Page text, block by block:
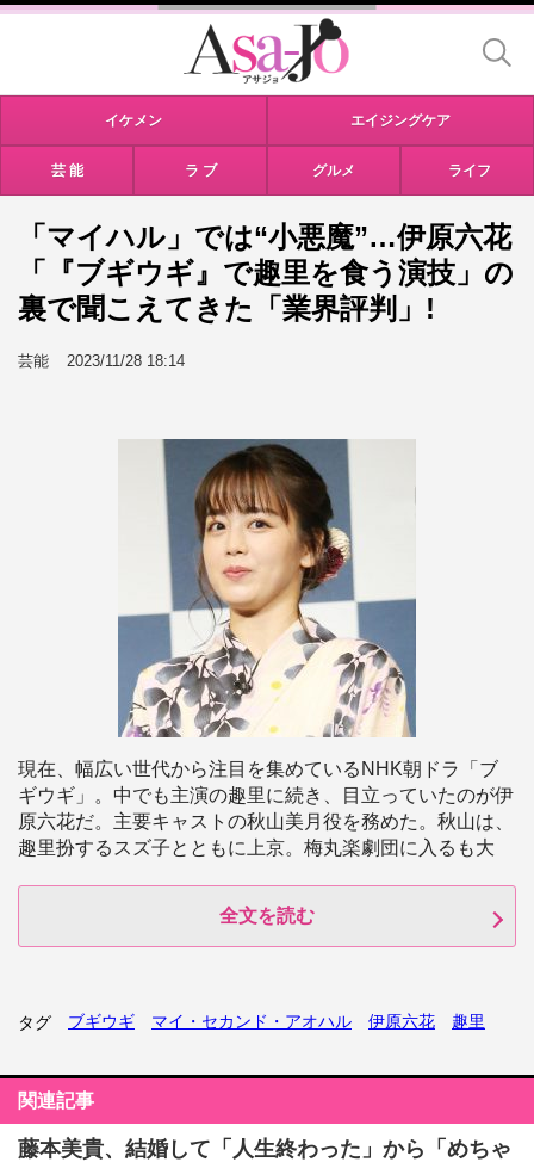
イケメン エイジングケア
芸 能 ラ ブ グルメ ライフ
「マイハル」では“小悪魔”…伊原六花
「『ブギウギ』で趣里を食う演技」の
裏で聞こえてきた「業界評判」!
芸能 2023/11/28 18:14
現在、幅広い世代から注目を集めているNHK朝ドラ「ブ
ギウギ」。中でも主演の趣里に続き、目立っていたのが伊
原六花だ。主要キャストの秋山美月役を務めた。秋山は、
趣里扮するスズ子とともに上京。梅丸楽劇団に入るも大
全文を読む
タグ ブギウギ マイ・セカンド・アオハル 伊原六花 趣里
関連記事
藤本美貴、結婚して「人生終わった」から「めちゃ